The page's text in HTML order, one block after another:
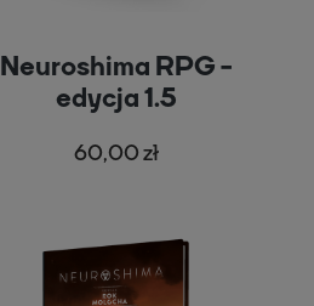
Neuroshima RPG -
edycja 1.5
60,00 zł